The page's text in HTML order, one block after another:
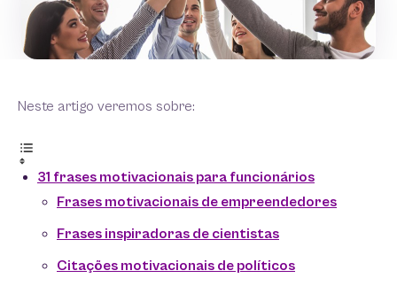
Neste artigo veremos sobre:
31 frases motivacionais para funcionários
Frases motivacionais de empreendedores
Frases inspiradoras de cientistas
Citações motivacionais de políticos